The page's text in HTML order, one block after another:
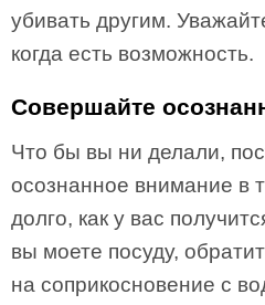
убивать другим.
когда есть возможность.
Совершайте
Что бы вы ни делали,
осознанное внимание в
долго, как у вас
вы моете посуду,
на соприкосновение с